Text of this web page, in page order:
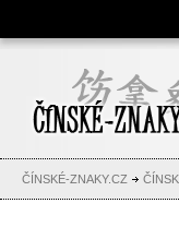
Čínské znaky,
slovník, abeceda,
tetování
ČÍNSKÉ-ZNAKY.CZ